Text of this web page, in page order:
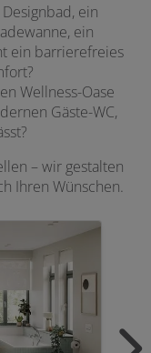
ein
ein
ein barrierefreies
Wellness-Oase
Gäste-WC,
– wir gestalten
Ihren Wünschen.